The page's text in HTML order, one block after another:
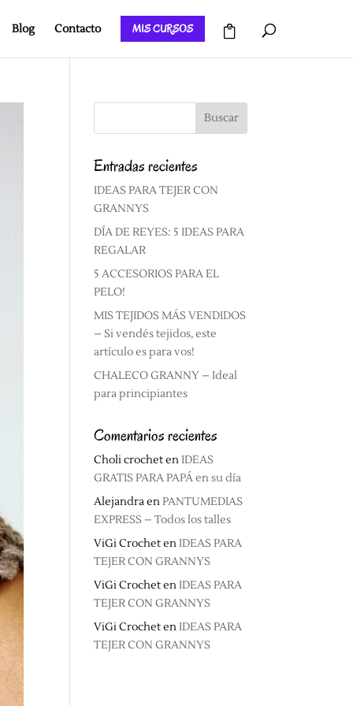
Blog Contacto MIS CURSOS
Entradas recientes
IDEAS PARA TEJER CON
GRANNYS
DÍA DE REYES: 5 IDEAS PARA
REGALAR
5 ACCESORIOS PARA EL
PELO!
MIS TEJIDOS MÁS VENDIDOS
– Si vendés tejidos, este
artículo es para vos!
CHALECO GRANNY – Ideal
para principiantes
Comentarios recientes
Choli crochetenIDEAS
GRATIS PARA PAPÁ en su día
AlejandraenPANTUMEDIAS
EXPRESS – Todos los talles
ViGi CrochetenIDEAS PARA
TEJER CON GRANNYS
ViGi CrochetenIDEAS PARA
TEJER CON GRANNYS
ViGi CrochetenIDEAS PARA
TEJER CON GRANNYS